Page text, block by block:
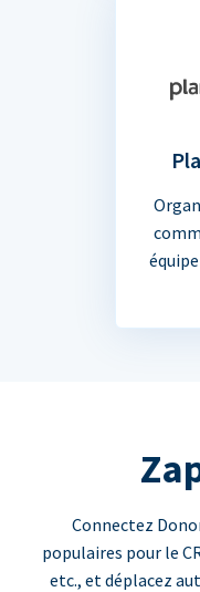
Connectez
populaires pour le
etc., et déplacez